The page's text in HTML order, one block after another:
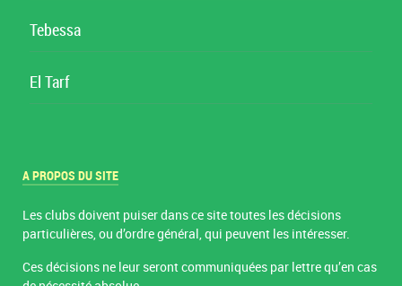
Tebessa
El Tarf
A PROPOS DU SITE
Les clubs doivent puiser dans ce site toutes les décisions
particulières, ou d’ordre général, qui peuvent les intéresser.
Ces décisions ne leur seront communiquées par lettre qu’en cas